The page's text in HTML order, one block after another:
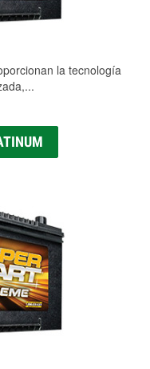
la tecnología
...